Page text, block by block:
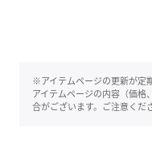
※アイテムページの更新が定
アイテムページの内容（価
合がございます。ご注意くだ